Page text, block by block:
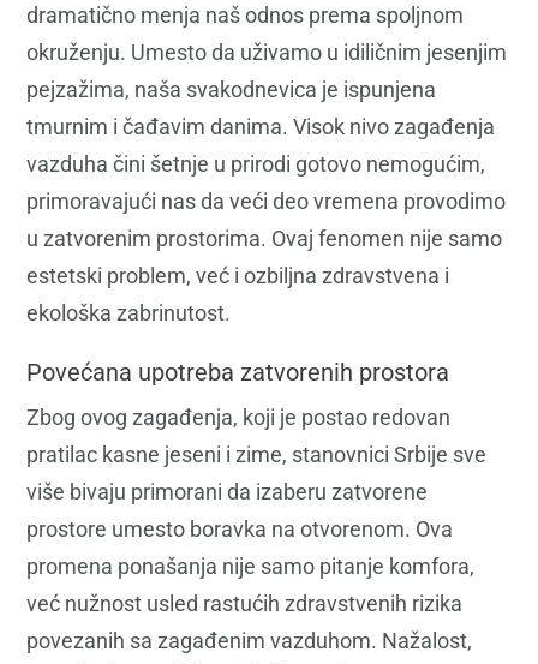
dramatično menja naš odnos prema spoljnom
okruženju. Umesto da uživamo u idiličnim jesenjim
pejzažima, naša svakodnevica je ispunjena
tmurnim i čađavim danima. Visok nivo zagađenja
vazduha čini šetnje u prirodi gotovo nemogućim,
primoravajući nas da veći deo vremena provodimo
u zatvorenim prostorima. Ovaj fenomen nije samo
estetski problem, već i ozbiljna zdravstvena i
ekološka zabrinutost.
Povećana upotreba zatvorenih prostora
Zbog ovog zagađenja, koji je postao redovan
pratilac kasne jeseni i zime, stanovnici Srbije sve
više bivaju primorani da izaberu zatvorene
prostore umesto boravka na otvorenom. Ova
promena ponašanja nije samo pitanje komfora,
već nužnost usled rastućih zdravstvenih rizika
povezanih sa zagađenim vazduhom. Nažalost,